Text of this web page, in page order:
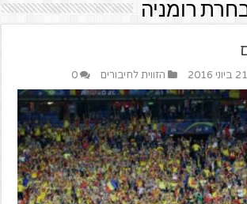
רומניה
21 ביוני 2016 הזווית לחיבורים 0